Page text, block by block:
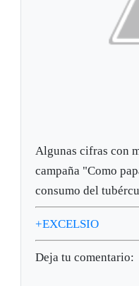
Algunas cifras con
campaña "Como
consumo del
+EXCELSIO
Deja tu comentario: